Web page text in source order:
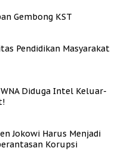
Gembong KST
Pendidikan Masyarakat
Diduga Intel Keluar-
Jokowi Harus Menjadi
Korupsi